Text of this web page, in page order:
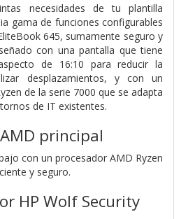
necesidades de tu plantilla
gama de funciones configurables
645, sumamente seguro y
con una pantalla que tiene
de 16:10 para reducir la
desplazamientos, y con un
de la serie 7000 que se adapta
de IT existentes.
principal
con un procesador AMD Ryzen
y seguro.
HP Wolf Security